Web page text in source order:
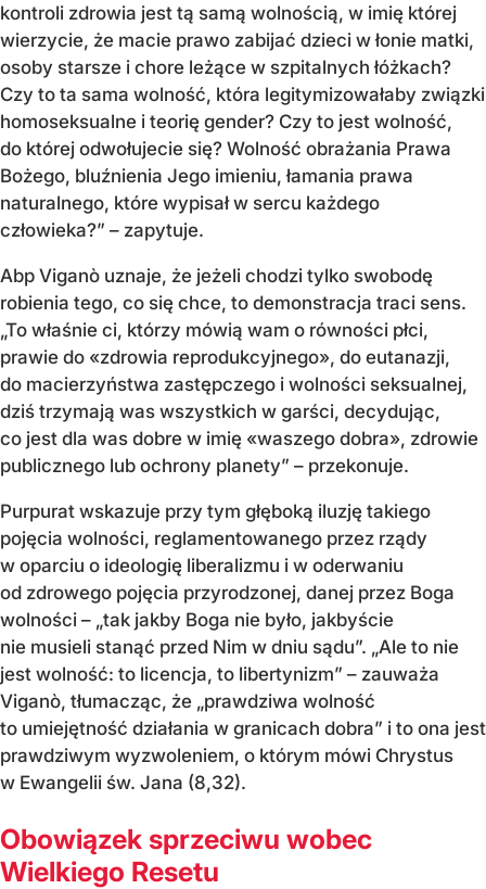
kontroli zdrowia jest tą samą wolnością, w imię której
wierzycie, że macie prawo zabijać dzieci w łonie matki,
osoby starsze i chore leżące w szpitalnych łóżkach?
Czy to ta sama wolność, która legitymizowałaby związki
homoseksualne i teorię gender? Czy to jest wolność,
do której odwołujecie się? Wolność obrażania Prawa
Bożego, bluźnienia Jego imieniu, łamania prawa
naturalnego, które wypisał w sercu każdego
człowieka?” – zapytuje.
Abp Viganò uznaje, że jeżeli chodzi tylko swobodę
robienia tego, co się chce, to demonstracja traci sens.
„To właśnie ci, którzy mówią wam o równości płci,
prawie do «zdrowia reprodukcyjnego», do eutanazji,
do macierzyństwa zastępczego i wolności seksualnej,
dziś trzymają was wszystkich w garści, decydując,
co jest dla was dobre w imię «waszego dobra», zdrowie
publicznego lub ochrony planety” – przekonuje.
Purpurat wskazuje przy tym głęboką iluzję takiego
pojęcia wolności, reglamentowanego przez rządy
w oparciu o ideologię liberalizmu i w oderwaniu
od zdrowego pojęcia przyrodzonej, danej przez Boga
wolności – „tak jakby Boga nie było, jakbyście
nie musieli stanąć przed Nim w dniu sądu”. „Ale to nie
jest wolność: to licencja, to libertynizm” – zauważa
Viganò, tłumacząc, że „prawdziwa wolność
to umiejętność działania w granicach dobra” i to ona jest
prawdziwym wyzwoleniem, o którym mówi Chrystus
w Ewangelii św. Jana (8,32).
Obowiązek sprzeciwu wobec
Wielkiego Resetu